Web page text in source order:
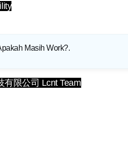
Masih Work?.
有限公司 Lcnt Team